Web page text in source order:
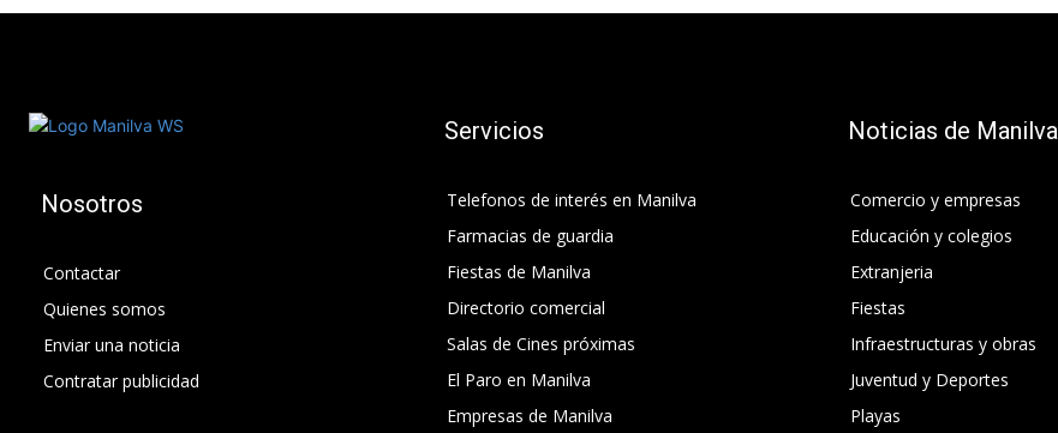
Nosotros
Contactar
Quienes somos
Enviar una noticia
Contratar publicidad
Servicios
Telefonos de interés en Manilva
Farmacias de guardia
Fiestas de Manilva
Directorio comercial
Salas de Cines próximas
El Paro en Manilva
Empresas de Manilva
Noticias de Manilva
Comercio y empresas
Educación y colegios
Extranjeria
Fiestas
Infraestructuras y obras
Juventud y Deportes
Playas